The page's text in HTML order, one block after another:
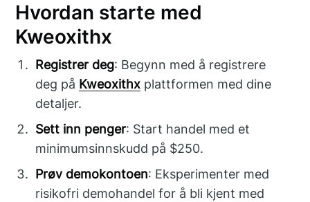
Hvordan starte med
Kweoxithx
Registrer deg: Begynn med å registrere
deg på Kweoxithx plattformen med dine
detaljer.
Sett inn penger: Start handel med et
minimumsinnskudd på $250.
Prøv demokontoen: Eksperimenter med
risikofri demohandel for å bli kjent med